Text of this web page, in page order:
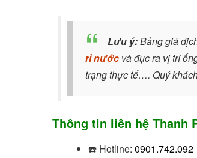
Lưu ý:Bảng giá
rỉ nước và đục ra vị trí
trạng thực tế…. Quý
Thông tin liên hệ
☎️ Hotline: 0901.742.092